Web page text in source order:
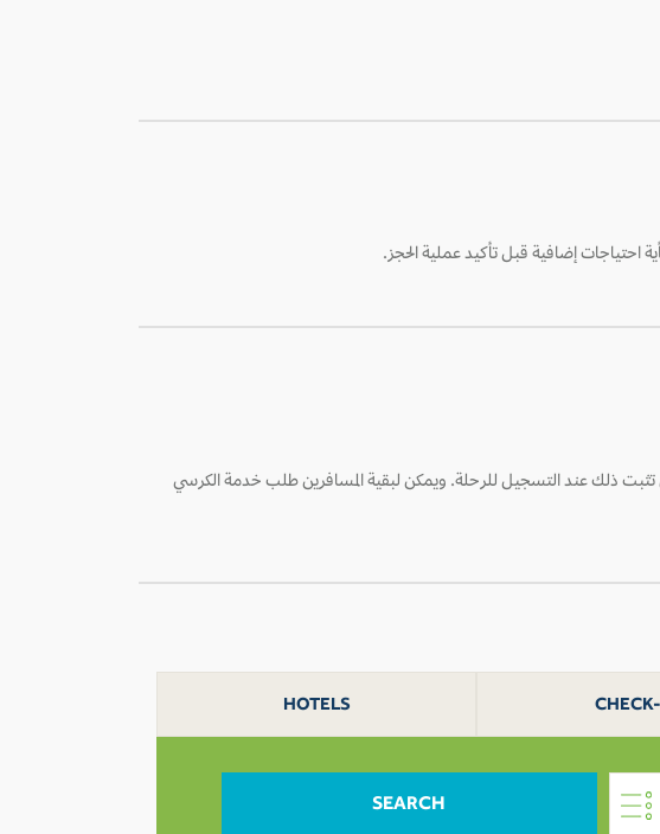
احتياجات إضافية قبل تأكيد عملية الحجز.
تثبت ذلك عند التسجيل للرحلة. ويمكن لبقية المسافرين طلب خدمة الكرسي
HOTELS
SEARCH